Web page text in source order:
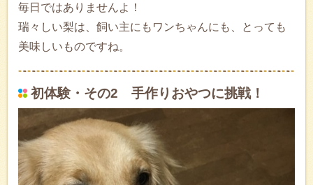
毎日ではありませんよ！
瑞々しい梨は、飼い主にもワンちゃんにも、とっても
美味しいものですね。
初体験・その2 手作りおやつに挑戦！